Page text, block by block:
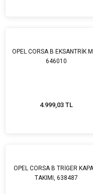
OPEL CORSA B EKSANTRİK
646010
4.999,03 TL
OPEL CORSA B TRİGER
TAKIMI, 638487